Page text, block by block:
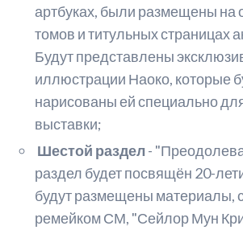
артбуках, были размещены на
томов и титульных страницах
Будут представлены
иллюстрации Наоко, которые
нарисованы ей специально
выставки;
Шестой раздел-
раздел будет посвящён 20-
будут размещены материалы,
ремейком СМ, "Сейлор Мун